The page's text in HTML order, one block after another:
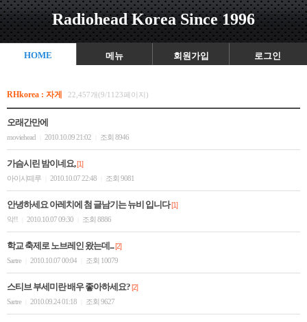
Radiohead Korea Since 1996
HOME 메뉴 회원가입 로그인
RHkorea : 자게 22,457개(9/1123페이지)
오래간만에
moviehead 2010.10.09 21:02 조회 8946
가슴시린 밤이네요,[1]
아이시떼루
2010.10.07 22:48 조회 9081
안녕하세요 아레치에 첨 글남기는 뉴비 입니다[1]
악!!
2010.10.07 09:30 조회 8886
학교 축제로 노브레인 왔는데...[2]
Sartre
2010.10.07 00:04 조회 10079
스티브 부세미란 배우 좋아하세요?[2]
Sartre
2010.09.24 01:18 조회 9627